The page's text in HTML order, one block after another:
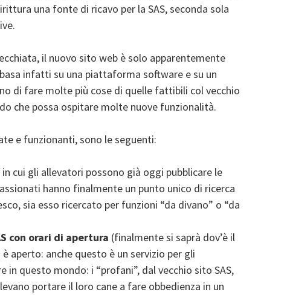
una fonte di ricavo per la SAS, seconda sola
il nuovo sito web è solo apparentemente
infatti su una piattaforma software e su un
di fare molte più cose di quelle fattibili col vecchio
che possa ospitare molte nuove funzionalità.
e funzionanti, sono le seguenti:
in cui gli allevatori possono già oggi pubblicare le
hanno finalmente un punto unico di ricerca
sia esso ricercato per funzioni “da divano” o “da
con orari di apertura (finalmente si saprà dov’è il
aperto: anche questo è un servizio per gli
in questo mondo: i “profani”, dal vecchio sito SAS,
portare il loro cane a fare obbedienza in un